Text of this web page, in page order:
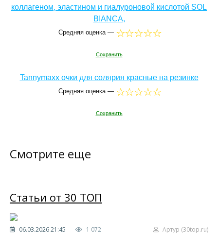
коллагеном, эластином и гиалуроновой кислотой SOL
BIANCA,
Средняя оценка —
Сохранить
Tannymaxx очки для солярия красные на резинке
Средняя оценка —
Сохранить
Смотрите еще
Статьи от 30 ТОП
06.03.2026 21:45 1 072 Артур (30top.ru)